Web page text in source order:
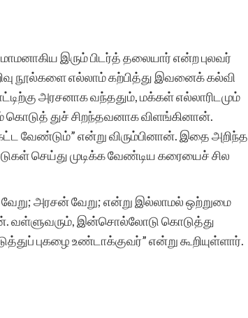
இரும் பிடர்த் தலையார் என்ற புலவர்
நூல்களை எல்லாம் கற்பித்து இவனைக் கல்வி
அரசனாக வந்ததும், மக்கள் எல்லாரிடமும்
கொடுத் துச் சிறந்தவனாக விளங்கினான்.
வேண்டும்” என்று விரும்பினான். இதை அறிந்த
செய்து முடிக்க வேண்டிய கரையைச் சில
அரசன் வேறு; என்று இல்லாமல் ஒற்றுமை
வள்ளுவரும், இன்சொல்லோடு கொடுத்து
புகழை உண்டாக்குவர்” என்று கூறியுள்ளார்.